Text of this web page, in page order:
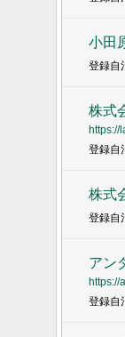
小田
登録自
株式
https://
登録自
株式
登録自
アン
https://
登録自